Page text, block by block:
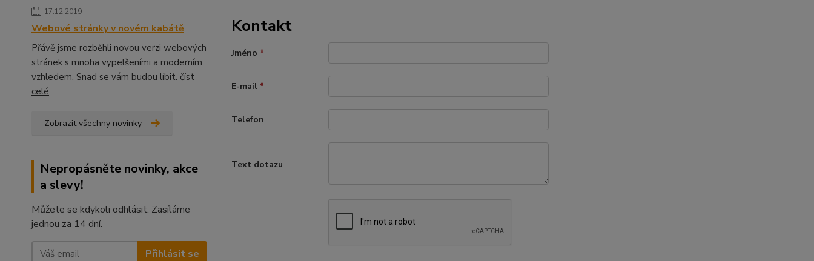
17.12.2019
Webové stránky v novém kabátě
Přávě jsme rozběhli novou verzi webových
stránek s mnoha vypelšeními a moderním
vzhledem. Snad se vám budou líbit. číst
celé
Zobrazit všechny novinky
Nepropásněte novinky, akce
a slevy!
Můžete se kdykoli odhlásit. Zasíláme
jednou za 14 dní.
Přihlásit se
Kontakt
Jméno *
E-mail *
Telefon
Text dotazu